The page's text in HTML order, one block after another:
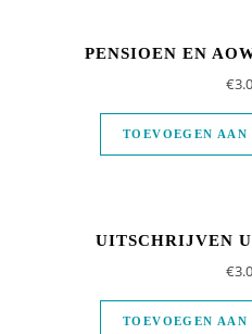
PENSIOEN EN
€
TOEVOEGEN
UITSCHRIJVEN
€
TOEVOEGEN